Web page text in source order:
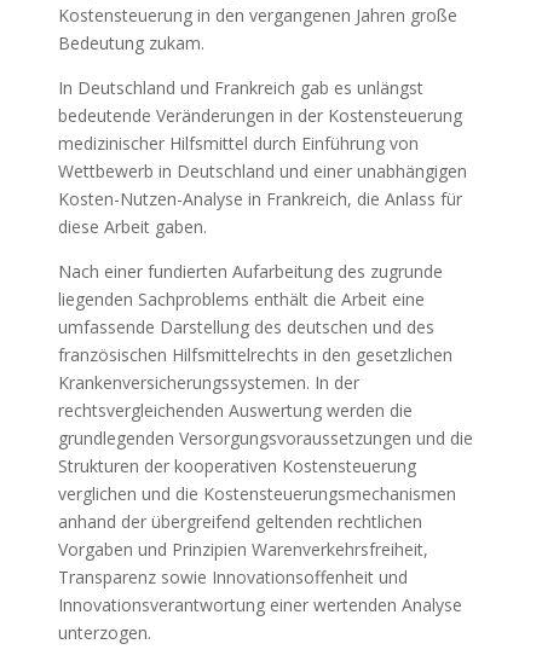
Kostensteuerung in den vergangenen Jahren große
Bedeutung zukam.
In Deutschland und Frankreich gab es unlängst
bedeutende Veränderungen in der Kostensteuerung
medizinischer Hilfsmittel durch Einführung von
Wettbewerb in Deutschland und einer unabhängigen
Kosten-Nutzen-Analyse in Frankreich, die Anlass für
diese Arbeit gaben.
Nach einer fundierten Aufarbeitung des zugrunde
liegenden Sachproblems enthält die Arbeit eine
umfassende Darstellung des deutschen und des
französischen Hilfsmittelrechts in den gesetzlichen
Krankenversicherungssystemen. In der
rechtsvergleichenden Auswertung werden die
grundlegenden Versorgungsvoraussetzungen und die
Strukturen der kooperativen Kostensteuerung
verglichen und die Kostensteuerungsmechanismen
anhand der übergreifend geltenden rechtlichen
Vorgaben und Prinzipien Warenverkehrsfreiheit,
Transparenz sowie Innovationsoffenheit und
Innovationsverantwortung einer wertenden Analyse
unterzogen.